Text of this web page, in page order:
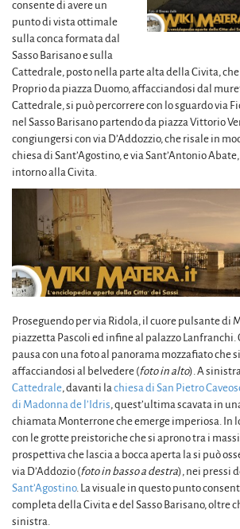
consente di avere un
punto di vista ottimale
sulla conca formata dal
Sasso Barisano e sulla
Cattedrale, posto nella parte alta della Civita, che
Proprio da piazza Duomo, affacciandosi dal
Cattedrale, si può percorrere con lo sguardo via
nel Sasso Barisano partendo da piazza Vittorio
congiungersi con via D’Addozzio, che risale in
chiesa di Sant’Agostino, e via Sant’Antonio
intorno alla Civita.
Proseguendo per via Ridola, il cuore pulsante di
piazzetta Pascoli ed infine al palazzo Lanfranchi.
pausa con una foto al panorama mozzafiato che
affacciandosi al belvedere (foto in alto). A
Cattedrale, davanti lachiesa di San Pietro
di Madonna de l’Idris, quest’ultima scavata in
chiamata Monterrone che emerge imperiosa. In
con le grotte preistoriche che si aprono tra i
prospettiva che lascia a bocca aperta la si può
via D’Addozio (foto in basso a destra), nei pressi
Sant’Agostino. La visuale in questo punto
completa della Civita e del Sasso Barisano, oltre
sinistra.